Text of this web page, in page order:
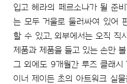
입고 헤라의 페르소나가 될 준
는 모두 거울로 둘러싸여 있어
할 수 있고, 외부에서는 오직 직
제품과 제품을 들고 있는 손만
그 외에도 9개월간 루즈 클래
이너 제이든 초의 아트워크 실